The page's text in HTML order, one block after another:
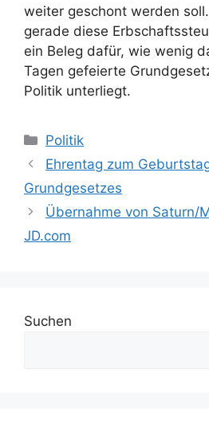
weiter geschont werden
gerade diese
ein Beleg dafür, wie wenig
Tagen gefeierte
Politik unterliegt.
Kategorien
Politik
Ehrentag zum
Grundgesetzes
Übernahme von Saturn/
JD.com
Suchen